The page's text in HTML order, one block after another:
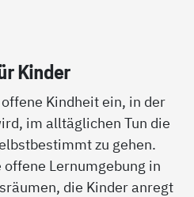
Kin­der
Kindheit ein, in der
im alltäglichen Tun die
zu gehen.
Lernumgebung in
die Kinder anregt